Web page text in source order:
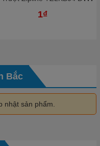
1₫
Bắc
nhật sản phẩm.